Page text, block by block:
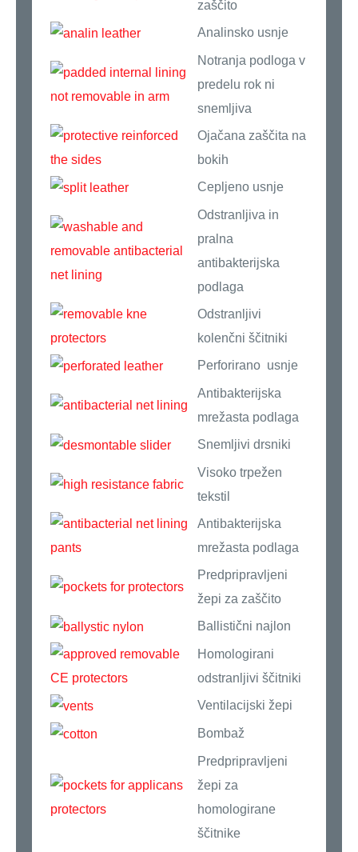
zaščito
Analinsko usnje
Notranja podloga v
predelu rok ni
snemljiva
Ojačana zaščita na
bokih
Cepljeno usnje
Odstranljiva in
pralna
antibakterijska
podlaga
Odstranljivi
kolenčni ščitniki
Perforirano usnje
Antibakterijska
mrežasta podlaga
Snemljivi drsniki
Visoko trpežen
tekstil
Antibakterijska
mrežasta podlaga
Predpripravljeni
žepi za zaščito
Ballistični najlon
Homologirani
odstranljivi ščitniki
Ventilacijski žepi
Bombaž
Predpripravljeni
žepi za
homologirane
ščitnike